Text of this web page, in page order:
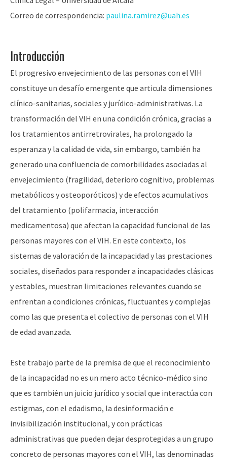
Correo de correspondencia: paulina.ramirez@uah.es
Introducción
El progresivo envejecimiento de las personas con el VIH
constituye un desafío emergente que articula dimensiones
clínico-sanitarias, sociales y jurídico-administrativas. La
transformación del VIH en una condición crónica, gracias a
los tratamientos antirretrovirales, ha prolongado la
esperanza y la calidad de vida, sin embargo, también ha
generado una confluencia de comorbilidades asociadas al
envejecimiento (fragilidad, deterioro cognitivo, problemas
metabólicos y osteoporóticos) y de efectos acumulativos
del tratamiento (polifarmacia, interacción
medicamentosa) que afectan la capacidad funcional de las
personas mayores con el VIH. En este contexto, los
sistemas de valoración de la incapacidad y las prestaciones
sociales, diseñados para responder a incapacidades clásicas
y estables, muestran limitaciones relevantes cuando se
enfrentan a condiciones crónicas, fluctuantes y complejas
como las que presenta el colectivo de personas con el VIH
de edad avanzada.
Este trabajo parte de la premisa de que el reconocimiento
de la incapacidad no es un mero acto técnico-médico sino
que es también un juicio jurídico y social que interactúa con
estigmas, con el edadismo, la desinformación e
invisibilización institucional, y con prácticas
administrativas que pueden dejar desprotegidas a un grupo
concreto de personas mayores con el VIH, las denominadas